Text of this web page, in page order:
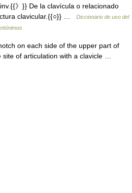
》}} De la clavícula o relacionado
clavicular.{{○}} …
Diccionario de uso del
on each side of the upper part of
site of articulation with a clavicle …